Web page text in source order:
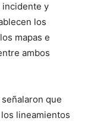
incidente y
los
mapas e
ambos
que
lineamientos